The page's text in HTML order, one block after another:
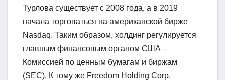
Турлова существует с 2008 года, а в 2019
начала торговаться на американской бирже
Nasdaq. Таким образом, холдинг регулируется
главным финансовым органом США –
Комиссией по ценным бумагам и биржам
(SEC). К тому же Freedom Holding Corp.